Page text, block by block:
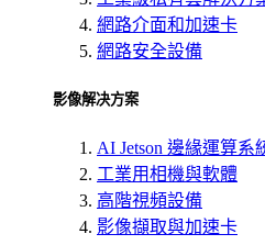
網路介面和加速卡
網路安全設備
影像解决方案
AI Jetson 邊緣運算系
工業用相機與軟體
高階視頻設備
影像擷取與加速卡